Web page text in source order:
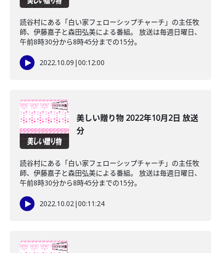
読谷村にある「白い家フェローシップチャーチ」の主任牧
師、伊藤嘉子と森田弘美による番組。 放送は毎週日曜日、
午前8時30分から8時45分までの15分。
2022.10.09 |00:12:00
美しい贈り物 2022年10月2日 放送
分
読谷村にある「白い家フェローシップチャーチ」の主任牧
師、伊藤嘉子と森田弘美による番組。 放送は毎週日曜日、
午前8時30分から8時45分までの15分。
2022.10.02|00:11:24